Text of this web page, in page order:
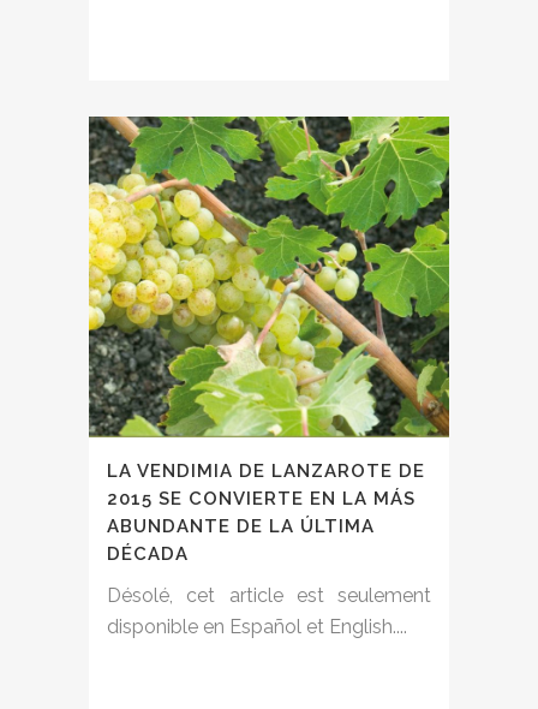
LA VENDIMIA DE LANZAROTE DE
2015 SE CONVIERTE EN LA MÁS
ABUNDANTE DE LA ÚLTIMA
DÉCADA
Désolé, cet article est seulement
disponible en Español et English....